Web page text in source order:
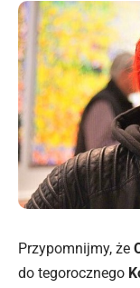
Przypomnijmy, że
do tegorocznego